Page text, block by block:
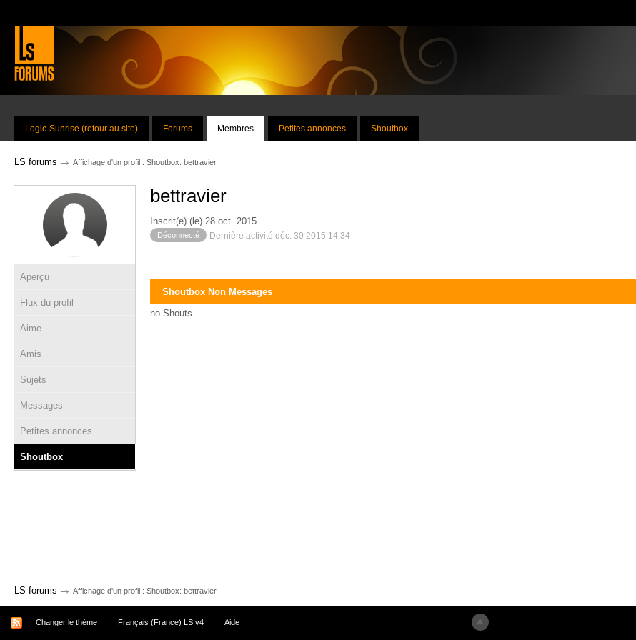
Logic-Sunrise (retour au site) Forums Membres Petites annonces Shoutbox
LS forums → Affichage d'un profil : Shoutbox: bettravier
Aperçu
Flux du profil
Aime
Amis
Sujets
Messages
Petites annonces
Shoutbox
bettravier
Inscrit(e) (le) 28 oct. 2015
Déconnecté Dernière activité déc. 30 2015 14:34
Shoutbox Non Messages
no Shouts
LS forums → Affichage d'un profil : Shoutbox: bettravier
Changer le thème Français (France) LS v4 Aide